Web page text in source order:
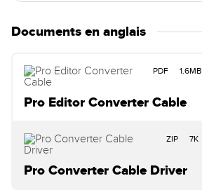
Documents en anglais
Pro Editor Converter Cable
PDF 1.6MB
Pro Converter Cable Driver
ZIP 7K